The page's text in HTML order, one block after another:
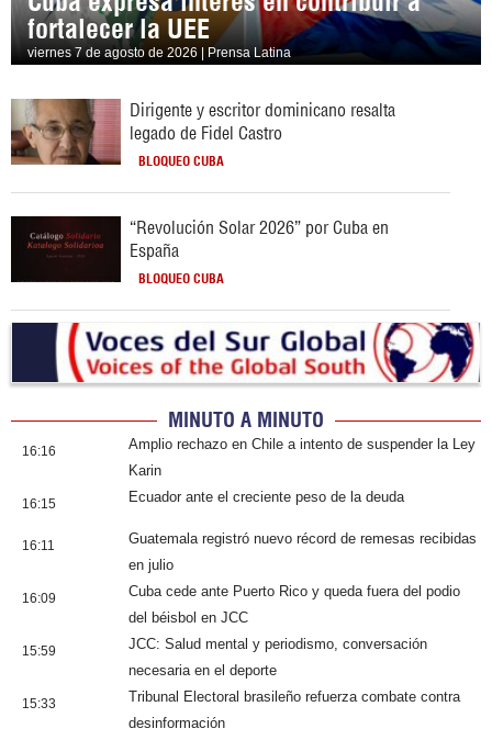
fortalecer la UEE
viernes 7 de agosto de 2026 | Prensa Latina
Dirigente y escritor dominicano resalta
legado de Fidel Castro
BLOQUEO CUBA
“Revolución Solar 2026” por Cuba en
España
BLOQUEO CUBA
MINUTO A MINUTO
16:16
Amplio rechazo en Chile a intento de suspender la Ley
Karin
16:15 Ecuador ante el creciente peso de la deuda
16:11
Guatemala registró nuevo récord de remesas recibidas
en julio
16:09
Cuba cede ante Puerto Rico y queda fuera del podio
del béisbol en JCC
15:59
JCC: Salud mental y periodismo, conversación
necesaria en el deporte
15:33
Tribunal Electoral brasileño refuerza combate contra
desinformación